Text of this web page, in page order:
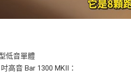
低音單體
高音 Bar 1300 MKII：